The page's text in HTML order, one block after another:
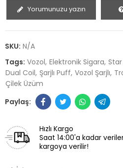
Yorumunuzu yazın
SKU: N/A
Tags: Vozol Elektronik Sigara
Dual Coil Şarjlı Puff Vozol Şarjlı
Çilek Üzüm
Hızlı Kargo
Saat 14:00'a kadar
kargoya verilir!